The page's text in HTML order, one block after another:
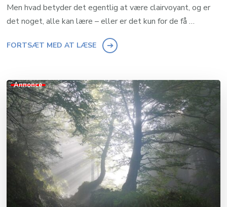
Men hvad betyder det egentlig at være clairvoyant, og er
det noget, alle kan lære – eller er det kun for de få …
FORTSÆT MED AT LÆSE
Annonce